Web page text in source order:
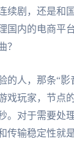
续剧，还是和
国内的电商平
？
的人，那条“影
戏玩家，节点
。对于需要处
传输稳定性就